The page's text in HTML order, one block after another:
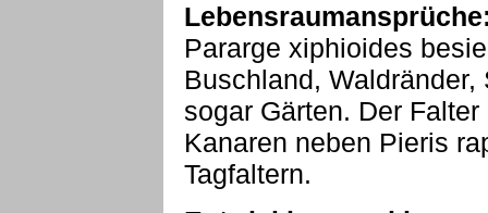
Pararge xiphioides
Buschland,
sogar Gärten. Der
Kanaren neben Pieris
Tagfaltern.